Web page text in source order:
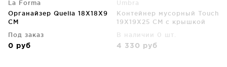
La Forma
Органайзер Quelia 18X18X9
CM
Под заказ
0 руб
Umbra
Контейнер мусорный Touch
19X19X25 CM с крышкой
В наличии 0 шт.
4 330 руб